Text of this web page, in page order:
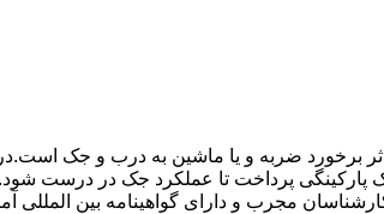
برخورد ضربه و یا ماشین به درب و جک
جک پارکینگی پرداخت تا عملکرد جک در درست
مجرب و دارای گواهینامه بین المللی